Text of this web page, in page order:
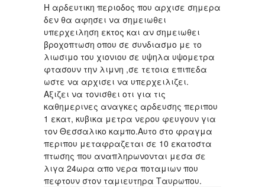
Η αρδευτικη περιοδος που αρχισε σημερα
δεν θα αφησει να σημειωθει
υπερχειληση εκτος και αν σημειωθει
βροχοπτωση οπου σε συνδιασμο με το
λιωσιμο του χιονιου σε υψηλα υψομετρα
φτασουν την λιμνη ,σε τετοια επιπεδα
ωστε να αρχισει να υπερχειλιζει.
Αξιζει να τονισθει οτι για τις
καθημερινες αναγκες αρδευσης περιπου
1 εκατ, κυβικα μετρα νερου φευγουν για
τον Θεσσαλικο καμπο.Αυτο στο φραγμα
περιπου μεταφραζεται σε 10 εκατοστα
πτωσης που αναπληρωνονται μεσα σε
λιγα 24ωρα απο νερα ποταμιων που
πεφτουν στον ταμιευτηρα Ταυρωπου.